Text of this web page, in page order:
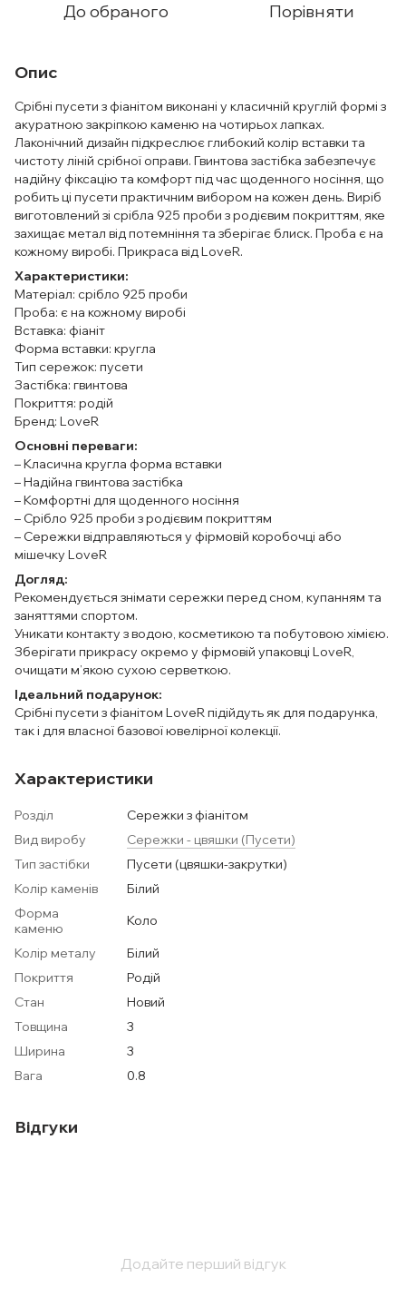
До обраного Порівняти
Опис
Срібні пусети з фіанітом виконані у класичній круглій формі з
акуратною закріпкою каменю на чотирьох лапках.
Лаконічний дизайн підкреслює глибокий колір вставки та
чистоту ліній срібної оправи. Гвинтова застібка забезпечує
надійну фіксацію та комфорт під час щоденного носіння, що
робить ці пусети практичним вибором на кожен день. Виріб
виготовлений зі срібла 925 проби з родієвим покриттям, яке
захищає метал від потемніння та зберігає блиск. Проба є на
кожному виробі. Прикраса від LoveR.
Характеристики:
Матеріал: срібло 925 проби
Проба: є на кожному виробі
Вставка: фіаніт
Форма вставки: кругла
Тип сережок: пусети
Застібка: гвинтова
Покриття: родій
Бренд: LoveR
Основні переваги:
– Класична кругла форма вставки
– Надійна гвинтова застібка
– Комфортні для щоденного носіння
– Срібло 925 проби з родієвим покриттям
– Сережки відправляються у фірмовій коробочці або
мішечку LoveR
Догляд:
Рекомендується знімати сережки перед сном, купанням та
заняттями спортом.
Уникати контакту з водою, косметикою та побутовою хімією.
Зберігати прикрасу окремо у фірмовій упаковці LoveR,
очищати м’якою сухою серветкою.
Ідеальний подарунок:
Срібні пусети з фіанітом LoveR підійдуть як для подарунка,
так і для власної базової ювелірної колекції.
Характеристики
Розділ
Сережки з фіанітом
Вид виробу
Сережки - цвяшки (Пусети)
Тип застібки
Пусети (цвяшки-закрутки)
Колір каменів
Білий
Форма
каменю
Коло
Колір металу
Білий
Покриття
Родій
Стан
Новий
Товщина
3
Ширина
3
Вага
0.8
Відгуки
Додайте перший відгук